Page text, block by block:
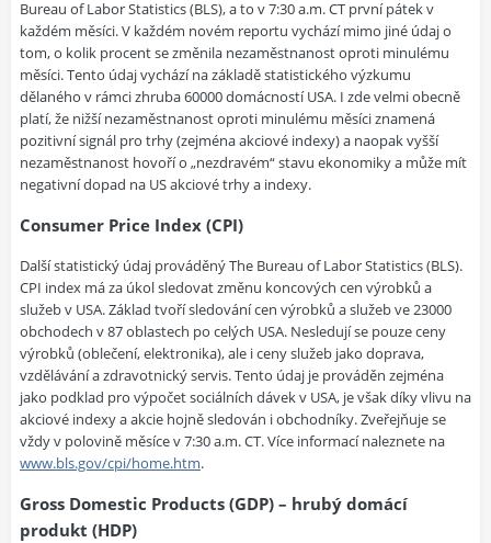
Bureau of Labor Statistics (BLS), a to v 7:30 a.m. CT první pátek v
každém měsíci. V každém novém reportu vychází mimo jiné údaj o
tom, o kolik procent se změnila nezaměstnanost oproti minulému
měsíci. Tento údaj vychází na základě statistického výzkumu
dělaného v rámci zhruba 60000 domácností USA. I zde velmi obecně
platí, že nižší nezaměstnanost oproti minulému měsíci znamená
pozitivní signál pro trhy (zejména akciové indexy) a naopak vyšší
nezaměstnanost hovoří o „nezdravém“ stavu ekonomiky a může mít
negativní dopad na US akciové trhy a indexy.
Consumer Price Index (CPI)
Další statistický údaj prováděný The Bureau of Labor Statistics (BLS).
CPI index má za úkol sledovat změnu koncových cen výrobků a
služeb v USA. Základ tvoří sledování cen výrobků a služeb ve 23000
obchodech v 87 oblastech po celých USA. Nesledují se pouze ceny
výrobků (oblečení, elektronika), ale i ceny služeb jako doprava,
vzdělávání a zdravotnický servis. Tento údaj je prováděn zejména
jako podklad pro výpočet sociálních dávek v USA, je však díky vlivu na
akciové indexy a akcie hojně sledován i obchodníky. Zveřejňuje se
vždy v polovině měsíce v 7:30 a.m. CT. Více informací naleznete na
www.bls.gov/cpi/home.htm.
Gross Domestic Products (GDP) – hrubý domácí
produkt (HDP)